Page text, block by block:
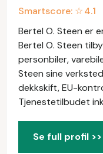
Smartscore: ☆4.1
Bertel O. Steen er
Bertel O. Steen
personbiler,
Steen sine
dekkskift, EU-
Tjenestetilbudet
Se full profil >>